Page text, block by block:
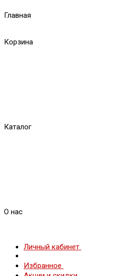
Главная
Корзина
Каталог
О нас
Личный кабинет
Избранное